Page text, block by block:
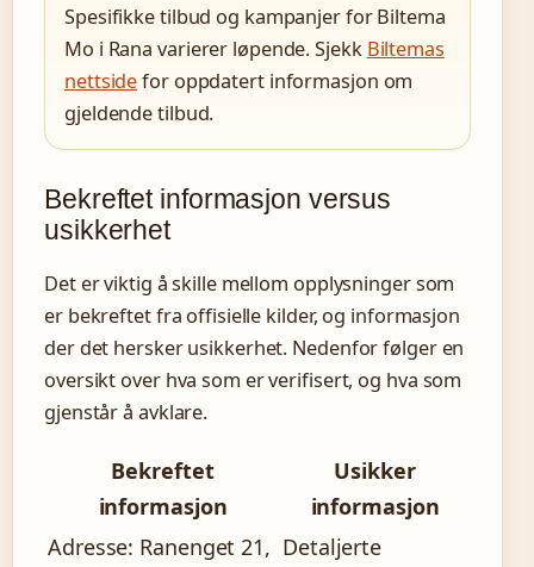
Spesifikke tilbud og kampanjer for Biltema
Mo i Rana varierer løpende. Sjekk Biltemas
nettsidefor oppdatert informasjon om
gjeldende tilbud.
Bekreftet informasjon versus
usikkerhet
Det er viktig å skille mellom opplysninger som
er bekreftet fra offisielle kilder, og informasjon
der det hersker usikkerhet. Nedenfor følger en
oversikt over hva som er verifisert, og hva som
gjenstår å avklare.
Bekreftet
informasjon
Usikker
informasjon
Adresse: Ranenget 21, Detaljerte